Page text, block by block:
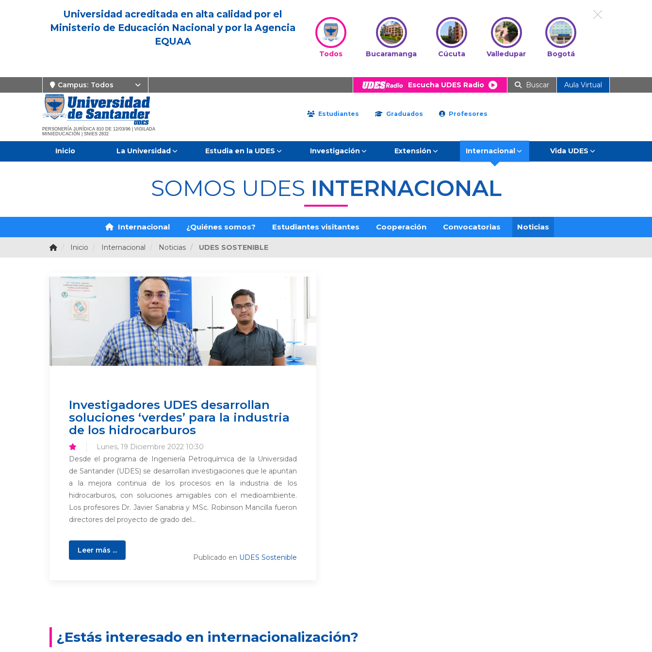
Universidad acreditada en alta calidad por el
Ministerio de Educación Nacional y por la Agencia
EQUAA
Todos Bucaramanga Cúcuta Valledupar Bogotá
Campus: Todos Escucha UDES Radio Buscar Aula Virtual
PERSONERÍA JURÍDICA 810 DE 12/03/96 | VIGILADA
MINIEDUCACIÓN | SNIES 2832
Estudiantes Graduados Profesores
Inicio La Universidad Estudia en la UDES Investigación Extensión Internacional Vida UDES
SOMOS UDES INTERNACIONAL
Internacional ¿Quiénes somos? Estudiantes visitantes Cooperación Convocatorias Noticias
Inicio Internacional Noticias UDES SOSTENIBLE
Investigadores UDES desarrollan
soluciones ‘verdes’ para la industria
de los hidrocarburos
Lunes, 19 Diciembre 2022 10:30
Desde el programa de Ingeniería Petroquímica de la Universidad
de Santander (UDES) se desarrollan investigaciones que le apuntan
a la mejora continua de los procesos en la industria de los
hidrocarburos, con soluciones amigables con el medioambiente.
Los profesores Dr. Javier Sanabria y MSc. Robinson Mancilla fueron
directores del proyecto de grado del...
Leer más ...
Publicado en UDES Sostenible
¿Estás interesado en internacionalización?